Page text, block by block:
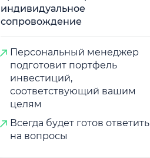
индивидуальное
сопровождение
Персональный менеджер
подготовит портфель
инвестиций,
соответствующий вашим
целям
Всегда будет готов ответить
на вопросы